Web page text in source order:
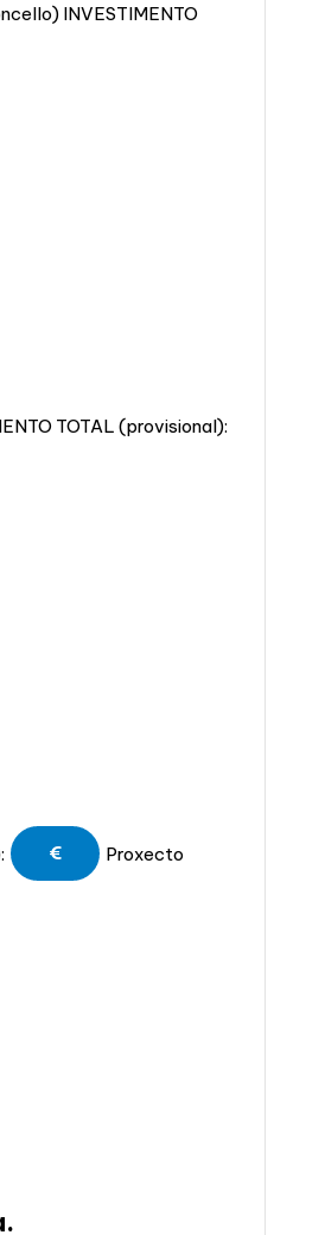
INVESTIMENTO
TOTAL (provisional):
€ Proxecto